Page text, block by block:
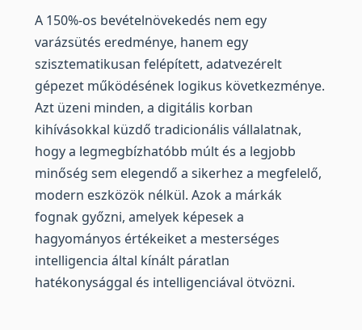
A 150%-os bevételnövekedés nem egy
varázsütés eredménye, hanem egy
szisztematikusan felépített, adatvezérelt
gépezet működésének logikus következménye.
Azt üzeni minden, a digitális korban
kihívásokkal küzdő tradicionális vállalatnak,
hogy a legmegbízhatóbb múlt és a legjobb
minőség sem elegendő a sikerhez a megfelelő,
modern eszközök nélkül. Azok a márkák
fognak győzni, amelyek képesek a
hagyományos értékeiket a mesterséges
intelligencia által kínált páratlan
hatékonysággal és intelligenciával ötvözni.